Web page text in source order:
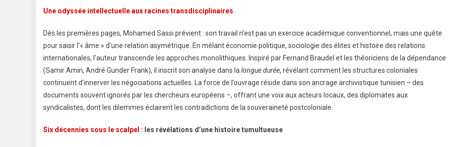
Une odyssée intellectuelle aux racines transdisciplinaires
Dès les premières pages, Mohamed Sassi prévient : son travail n’est pas un exercice académique conventionnel, mais une quête
pour saisir l’« âme » d’une relation asymétrique. En mêlant économie politique, sociologie des élites et histoire des relations
internationales, l’auteur transcende les approches monolithiques. Inspiré par Fernand Braudel et les théoriciens de la dépendance
(Samir Amin, André Gunder Frank), il inscrit son analyse dans la longue durée, révélant comment les structures coloniales
continuent d’innerver les négociations actuelles. La force de l’ouvrage réside dans son ancrage archivistique tunisien – des
documents souvent ignorés par les chercheurs européens –, offrant une voix aux acteurs locaux, des diplomates aux
syndicalistes, dont les dilemmes éclairent les contradictions de la souveraineté postcoloniale.
Six décennies sous le scalpel : les révélations d’une histoire tumultueuse
Posted on 24 avril 2026